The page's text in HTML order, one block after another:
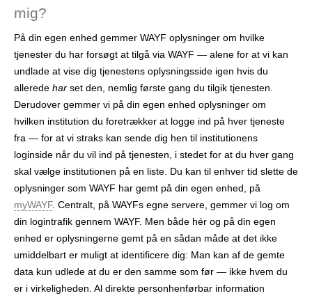
mig?
På din egen enhed gemmer WAYF oplysninger om hvilke
tjenester du har forsøgt at tilgå via WAYF — alene for at vi kan
undlade at vise dig tjenestens oplysningsside igen hvis du
allerede har set den, nemlig første gang du tilgik tjenesten.
Derudover gemmer vi på din egen enhed oplysninger om
hvilken institution du foretrækker at logge ind på hver tjeneste
fra — for at vi straks kan sende dig hen til institutionens
loginside når du vil ind på tjenesten, i stedet for at du hver gang
skal vælge institutionen på en liste. Du kan til enhver tid slette de
oplysninger som WAYF har gemt på din egen enhed, på
myWAYF. Centralt, på WAYFs egne servere, gemmer vi log om
din logintrafik gennem WAYF. Men både hér og på din egen
enhed er oplysningerne gemt på en sådan måde at det ikke
umiddelbart er muligt at identificere dig: Man kan af de gemte
data kun udlede at du er den samme som før — ikke hvem du
er i virkeligheden. Al direkte personhenførbar information